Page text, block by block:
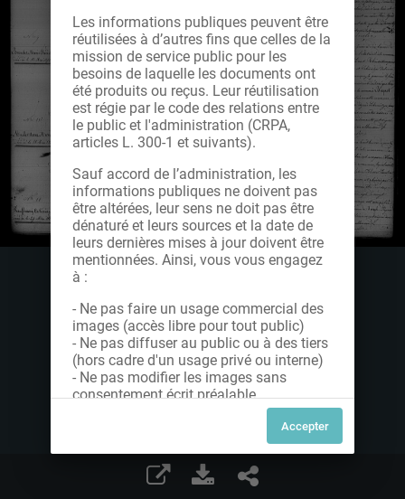
Les informations publiques peuvent être
réutilisées à d’autres fins que celles de la
mission de service public pour les
besoins de laquelle les documents ont
été produits ou reçus. Leur réutilisation
est régie par le code des relations entre
le public et l'administration (CRPA,
articles L. 300-1 et suivants).
Sauf accord de l’administration, les
informations publiques ne doivent pas
être altérées, leur sens ne doit pas être
dénaturé et leurs sources et la date de
leurs dernières mises à jour doivent être
mentionnées. Ainsi, vous vous engagez
à :
- Ne pas faire un usage commercial des
images (accès libre pour tout public)
- Ne pas diffuser au public ou à des tiers
(hors cadre d'un usage privé ou interne)
- Ne pas modifier les images sans
consentement écrit préalable
Dans le cas contraire, nous vous invitons
à nous contacter afin de solliciter le type
de Licence souhaitée parmi celles
proposées et le cas échéant, acquitter